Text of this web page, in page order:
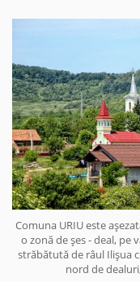
Comuna URIU este
o zonă de şes - deal, pe
străbătută de râul Ilişua
nord de